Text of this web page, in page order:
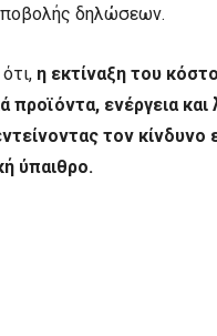
δηλώσεων.
η εκτίναξη του
ενέργεια και
τον κίνδυνο
ύπαιθρο.